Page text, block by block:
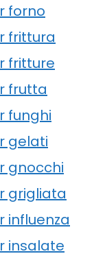
forno
frittura
fritture
frutta
funghi
gelati
gnocchi
grigliata
influenza
insalate